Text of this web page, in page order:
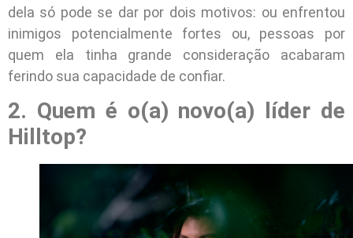
dela só pode se dar por dois motivos: ou enfrentou
inimigos potencialmente fortes ou, pessoas por
quem ela tinha grande consideração acabaram
ferindo sua capacidade de confiar.
2. Quem é o(a) novo(a) líder de
Hilltop?